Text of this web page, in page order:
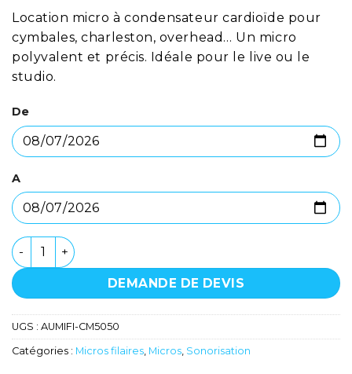
Location micro à condensateur cardioïde pour
cymbales, charleston, overhead… Un micro
polyvalent et précis. Idéale pour le live ou le
studio.
De
A
quantité de Microphone - Stagg - CM-5050
DEMANDE DE DEVIS
UGS : AUMIFI-CM5050
Catégories : Micros filaires, Micros, Sonorisation